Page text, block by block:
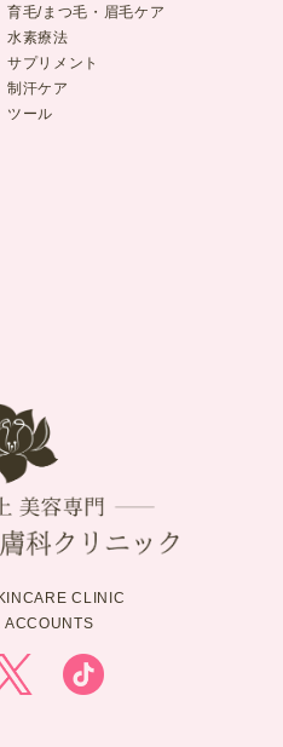
育毛/まつ毛・眉毛ケア
水素療法
サプリメント
制汗ケア
ツール
CLINIC
ACCOUNTS